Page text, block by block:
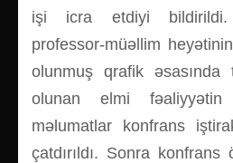
işi icra etdiyi bildirildi.
professor-müəllim
olunmuş qrafik
olunan elmi fəaliyyətin
məlumatlar konfrans
çatdırıldı. Sonra